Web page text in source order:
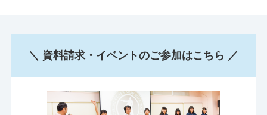
＼ 資料請求・イベントのご参加はこちら ／